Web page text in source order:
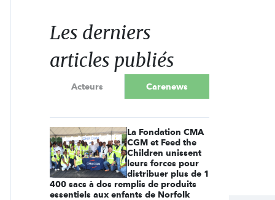
Les derniers
articles publiés
Acteurs Carenews
La Fondation CMA
CGM et Feed the
Children unissent
leurs forces pour
distribuer plus de 1
400 sacs à dos remplis de produits
essentiels aux enfants de Norfolk